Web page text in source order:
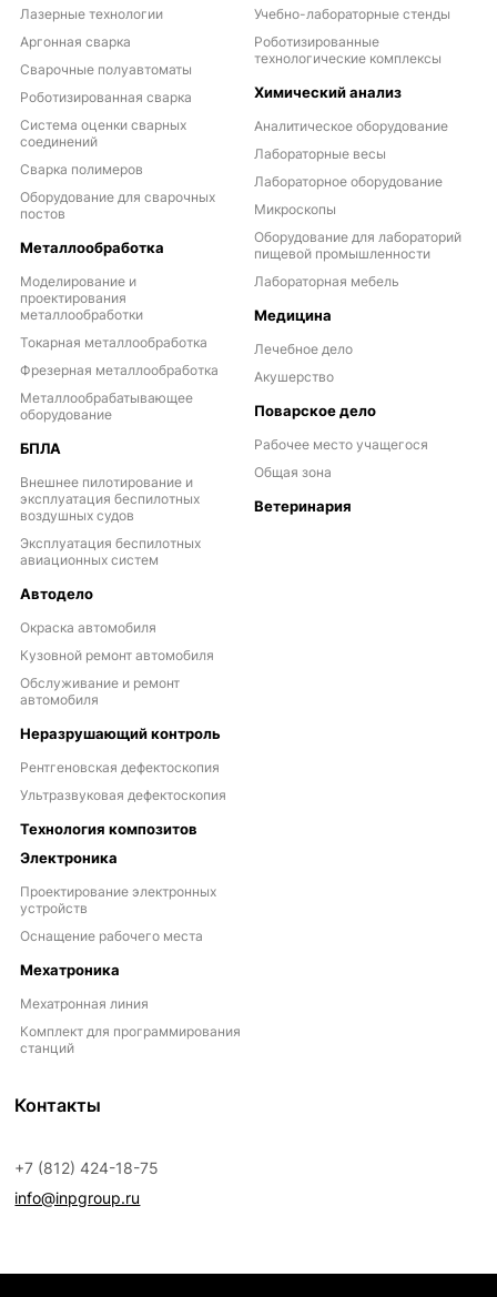
Лазерные технологии
Аргонная сварка
Сварочные полуавтоматы
Роботизированная сварка
Система оценки сварных
соединений
Сварка полимеров
Оборудование для сварочных
постов
Металлообработка
Моделирование и
проектирования
металлообработки
Токарная металлообработка
Фрезерная металлообработка
Металлообрабатывающее
оборудование
БПЛА
Внешнее пилотирование и
эксплуатация беспилотных
воздушных судов
Эксплуатация беспилотных
авиационных систем
Автодело
Окраска автомобиля
Кузовной ремонт автомобиля
Обслуживание и ремонт
автомобиля
Неразрушающий контроль
Рентгеновская дефектоскопия
Ультразвуковая дефектоскопия
Технология композитов
Электроника
Проектирование электронных
устройств
Оснащение рабочего места
Мехатроника
Мехатронная линия
Комплект для программирования
станций
Учебно-лабораторные стенды
Роботизированные
технологические комплексы
Химический анализ
Аналитическое оборудование
Лабораторные весы
Лабораторное оборудование
Микроскопы
Оборудование для лабораторий
пищевой промышленности
Лабораторная мебель
Медицина
Лечебное дело
Акушерство
Поварское дело
Рабочее место учащегося
Общая зона
Ветеринария
Контакты
+7 (812) 424-18-75
info@inpgroup.ru